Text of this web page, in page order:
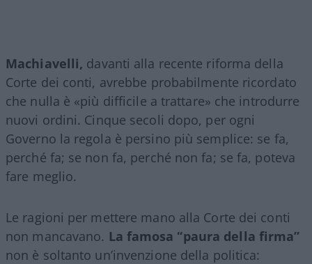
Machiavelli, davanti alla recente riforma della
Corte dei conti, avrebbe probabilmente ricordato
che nulla è «più difficile a trattare» che introdurre
nuovi ordini. Cinque secoli dopo, per ogni
Governo la regola è persino più semplice: se fa,
perché fa; se non fa, perché non fa; se fa, poteva
fare meglio.
Le ragioni per mettere mano alla Corte dei conti
non mancavano. La famosa “paura della firma”
non è soltanto un’invenzione della politica: